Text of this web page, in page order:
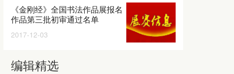
《金刚经》全国书法作品展报名
作品第三批初审通过名单
2017-12-03
编辑精选